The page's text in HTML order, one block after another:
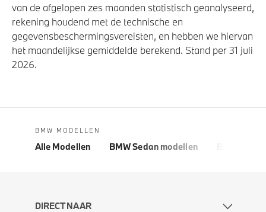
van de afgelopen zes maanden statistisch geanalyseerd,
rekening houdend met de technische en
gegevensbeschermingsvereisten, en hebben we hiervan
het maandelijkse gemiddelde berekend. Stand per 31 juli
2026.
BMW MODELLEN
Alle Modellen BMW Sedan modellen
DIRECT NAAR